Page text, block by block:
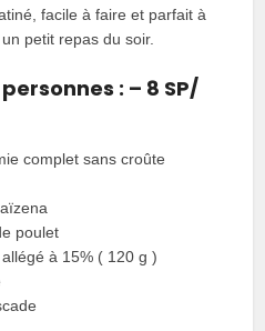
facile à faire et parfait à
petit repas du soir.
: – 8 SP/
complet sans croûte
poulet
à 15% ( 120 g )